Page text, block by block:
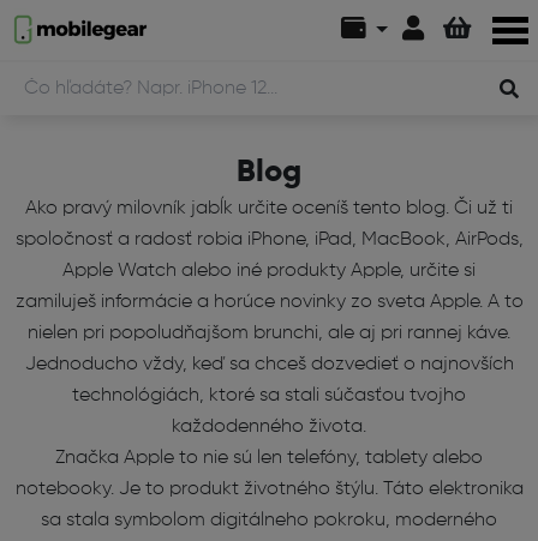
Blog
Ako pravý milovník jabĺk určite oceníš tento blog. Či už ti
spoločnosť a radosť robia iPhone, iPad, MacBook, AirPods,
Apple Watch alebo iné produkty Apple, určite si
zamiluješ informácie a horúce novinky zo sveta Apple. A to
nielen pri popoludňajšom brunchi, ale aj pri rannej káve.
Jednoducho vždy, keď sa chceš dozvedieť o najnovších
technológiách, ktoré sa stali súčasťou tvojho
každodenného života.
Značka Apple to nie sú len telefóny, tablety alebo
notebooky. Je to produkt životného štýlu. Táto elektronika
sa stala symbolom digitálneho pokroku, moderného